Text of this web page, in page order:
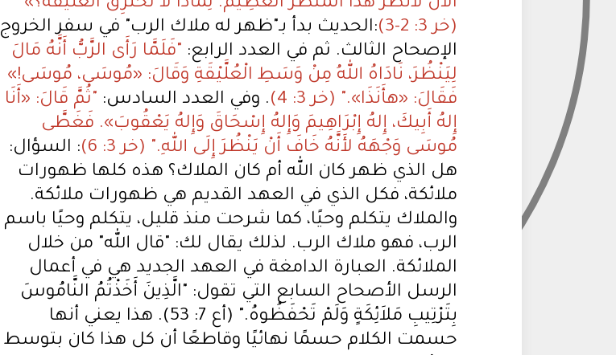
الآنَ لأَنْظُرَ هذَا الْمَنْظَرَ الْعَظِيمَ. لِمَاذَا لاَ تَحْتَرِقُ الْعُلَّيْقَةُ؟»"
(خر 3: 2-3)
:الحديث بدأ بـ"ظهر له ملاك الرب" في سفر الخروج
الإصحاح الثالث. ثم في العدد الرابع: "فَلَمَّا رَأَى الرَّبُّ أَنَّهُ مَالَ
لِيَنْظُرَ، نَادَاهُ اللهُ مِنْ وَسَطِ الْعُلَّيْقَةِ وَقَالَ: «مُوسَى، مُوسَى!»
فَقَالَ: «هأَنَذَا»." (خر 3: 4)
. وفي العدد السادس: "ثُمَّ قَالَ: «أَنَا
إِلهُ أَبِيكَ، إِلهُ إِبْرَاهِيمَ وَإِلهُ إِسْحَاقَ وَإِلهُ يَعْقُوبَ». فَغَطَّى
مُوسَى وَجْهَهُ لأَنَّهُ خَافَ أَنْ يَنْظُرَ إِلَى اللهِ." (خر 3: 6)
: السؤال:
هل الذي ظهر كان الله أم كان الملاك؟ هذه كلها ظهورات
ملائكة، فكل الذي في العهد القديم هي ظهورات ملائكة.
والملاك يتكلم وحيًا، كما شرحت منذ قليل، يتكلم وحيًا باسم
الرب، فهو ملاك الرب. لذلك يقال لك: "قال الله" من خلال
الملائكة. العبارة الدامغة في العهد الجديد هي في أعمال
الرسل الأصحاح السابع التي تقول: "الَّذِينَ أَخَذْتُمُ النَّامُوسَ
بِتَرْتِيبِ مَلاَئِكَةٍ وَلَمْ تَحْفَظُوهُ." (أع 7: 53). هذا يعني أنها
حسمت الكلام حسمًا نهائيًا وقاطعًا أن كل هذا كان بتوسط